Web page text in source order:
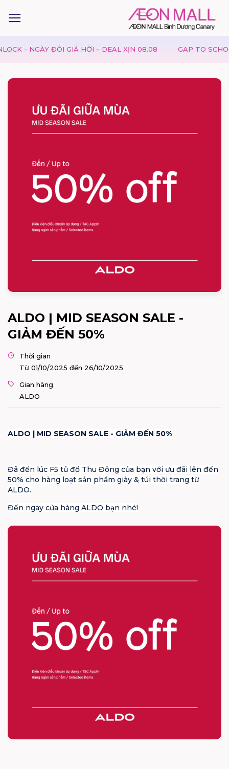
- NGÀY ĐÔI GIÁ HỜI – DEAL XỊN 08.08 GAP TO SCHOOL -
ALDO | MID SEASON SALE -
GIẢM ĐẾN 50%
Thời gian
Từ 01/10/2025 đến 26/10/2025
Gian hàng
ALDO
ALDO | MID SEASON SALE - GIẢM ĐẾN 50%
Đã đến lúc F5 tủ đồ Thu Đông của bạn với ưu đãi lên đến
50% cho hàng loạt sản phẩm giày & túi thời trang từ
ALDO.
Đến ngay cửa hàng ALDO bạn nhé!